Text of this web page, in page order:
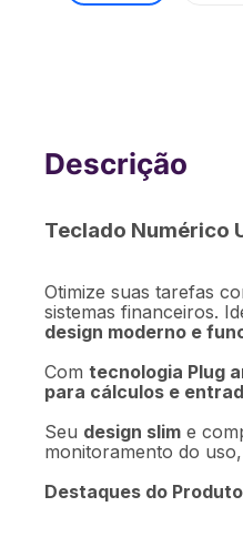
Multi
Teclado Numérico
Otimize suas tarefas
sistemas financeiros.
design moderno e
Com tecnologia Plug
para cálculos e
Seu design slim e
monitoramento do
Destaques do Produto